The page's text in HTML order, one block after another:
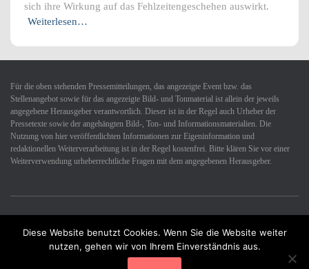
sich ihre Wirkung auf das Fehlzeitengeschehen auswirkt.
Weiterlesen…
Für die oben stehenden Pressemitteilungen, das angezeigte Event bzw. das
Stellenangebot sowie für das angezeigte Bild- und Tonmaterial ist allein der jeweils
angegebene Herausgeber verantwortlich. Dieser ist in der Regel auch Urheber der
Pressetexte sowie der angehängten Bild-, Ton- und Informationsmaterialien. Die
Nutzung von hier veröffentlichten Informationen zur Eigeninformation und
redaktionellen Weiterverarbeitung ist in der Regel kostenfrei. Bitte klären Sie vor einer
Weiterverwendung urheberrechtliche Fragen mit dem angegebenen Herausgeber.
Datenschutzerklärung Impressum Kontakt
Diese Website benutzt Cookies. Wenn Sie die Website weiter
nutzen, gehen wir von Ihrem Einverständnis aus.